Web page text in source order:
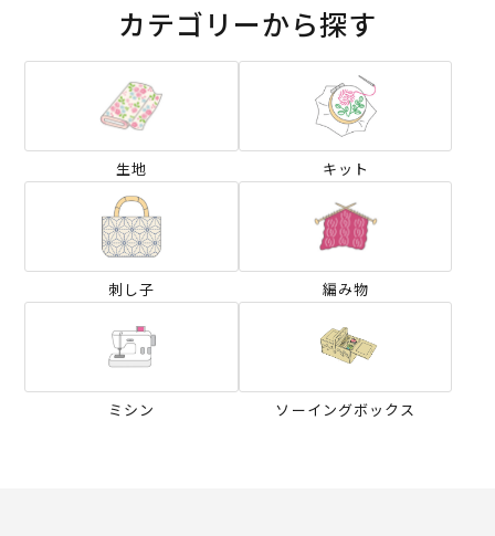
カテゴリーから探す
生地 キット
刺し子 編み物
ミシン ソーイングボックス